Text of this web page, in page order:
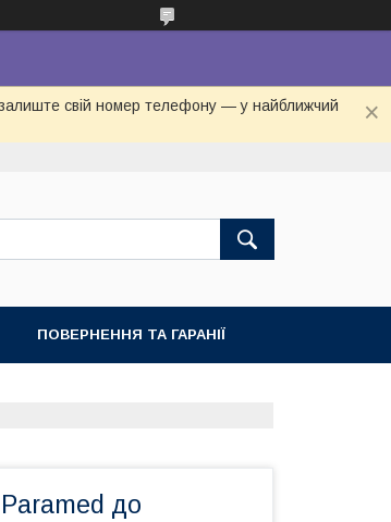
свій номер телефону — у найближчий
ПОВЕРНЕННЯ ТА ГАРАНІЇ
до